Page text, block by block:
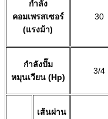
กำลัง
คอมเพรสเซอร์
(แรงม้า)
30
กำลังปั๊ม
หมุนเวียน (Hp)
3/4
เส้นผ่าน